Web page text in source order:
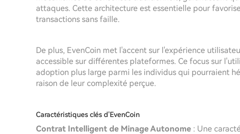
attaques. Cette architecture est essentielle pour
transactions sans faille.
De plus, EvenCoin met l'accent sur l'expérience
accessible sur différentes plateformes. Ce focus sur
adoption plus large parmi les individus qui pourraient
raison de leur complexité perçue.
Caractéristiques clés d'EvenCoin
Contrat Intelligent de Minage Autonome : Une